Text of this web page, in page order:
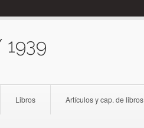
Libros Artículos y cap. de libros